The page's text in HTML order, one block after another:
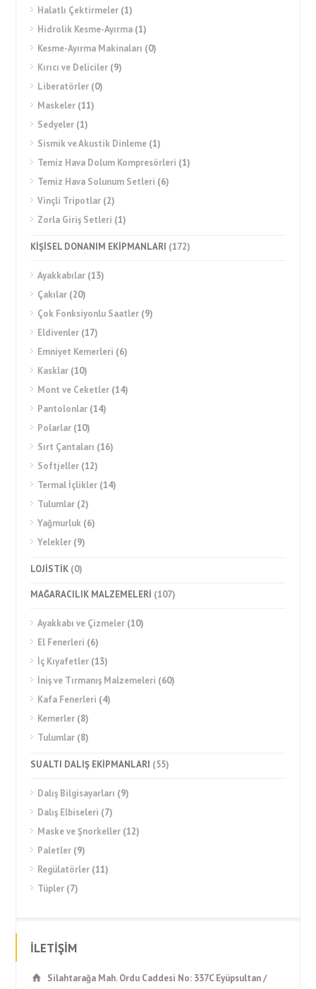
Halatlı Çektirmeler (1)
Hidrolik Kesme-Ayırma (1)
Kesme-Ayırma Makinaları (0)
Kırıcı ve Deliciler (9)
Liberatörler (0)
Maskeler (11)
Sedyeler (1)
Sismik ve Akustik Dinleme (1)
Temiz Hava Dolum Kompresörleri (1)
Temiz Hava Solunum Setleri (6)
Vinçli Tripotlar (2)
Zorla Giriş Setleri (1)
KİŞİSEL DONANIM EKİPMANLARI (172)
Ayakkabılar (13)
Çakılar (20)
Çok Fonksiyonlu Saatler (9)
Eldivenler (17)
Emniyet Kemerleri (6)
Kasklar (10)
Mont ve Ceketler (14)
Pantolonlar (14)
Polarlar (10)
Sırt Çantaları (16)
Softjeller (12)
Termal İçlikler (14)
Tulumlar (2)
Yağmurluk (6)
Yelekler (9)
LOJİSTİK (0)
MAĞARACILIK MALZEMELERİ (107)
Ayakkabı ve Çizmeler (10)
El Fenerleri (6)
İç Kıyafetler (13)
İniş ve Tırmanış Malzemeleri (60)
Kafa Fenerleri (4)
Kemerler (8)
Tulumlar (8)
SU ALTI DALIŞ EKİPMANLARI (55)
Dalış Bilgisayarları (9)
Dalış Elbiseleri (7)
Maske ve Şnorkeller (12)
Paletler (9)
Regülatörler (11)
Tüpler (7)
İLETİŞİM
Silahtarağa Mah. Ordu Caddesi No: 337C Eyüpsultan /